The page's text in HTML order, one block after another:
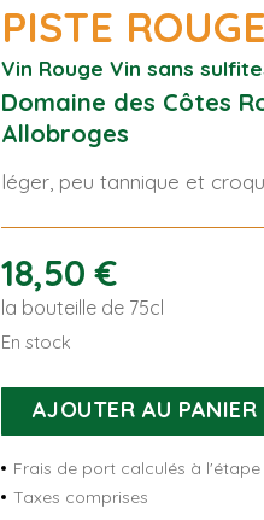
PISTE
Vin Rouge Vin sans
Domaine des Côtes
Allobroges
léger, peu tannique et
18,50€
la bouteille de 75cl
En stock
quantité
de
Piste
Rouge
AJOUTER AU PANIER
Frais de port calculés à
Taxes comprises